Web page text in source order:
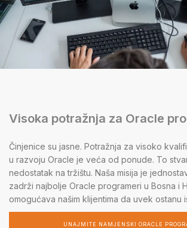
Visoka potražnja za Oracle
Činjenice su jasne. Potražnja za visoko
u razvoju Oracle je veća od ponude. To
nedostatak na tržištu. Naša misija je
zadrži najbolje Oracle programeri u Bosna i
omogućava našim klijentima da uvek ostanu
UNAJMITE NAMJENSKI ORACLE